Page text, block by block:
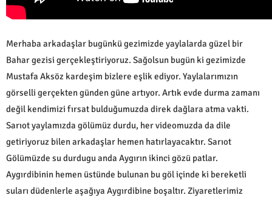
Merhaba arkadaşlar bugünkü gezimizde yaylalarda güzel bir
Bahar gezisi gerçekleştiriyoruz. Sağolsun bugün ki gezimizde
Mustafa Aksöz kardeşim bizlere eşlik ediyor. Yaylalarımızın
görselli gerçekten günden güne artıyor. Artık evde durma zamanı
değil kendimizi fırsat bulduğumuzda direk dağlara atma vakti.
Sarıot yaylamızda gölümüz durdu, her videomuzda da dile
getiriyoruz bilen arkadaşlar hemen hatırlayacaktır. Sarıot
Gölümüzde su durdugu anda Aygırın ikinci gözü patlar.
Aygırdibinin hemen üstünde bulunan bu göl içinde ki bereketli
suları düdenlerle aşağıya Aygırdibine boşaltır. Ziyaretlerimiz